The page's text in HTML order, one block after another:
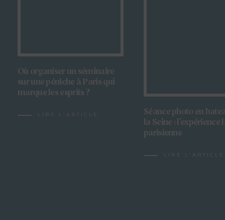
Où organiser un séminaire
sur une péniche à Paris qui
marque les esprits ?
LIRE L'ARTICLE
Séance photo en
la Seine : l’expérience
parisienne
LIRE L'ARTICLE